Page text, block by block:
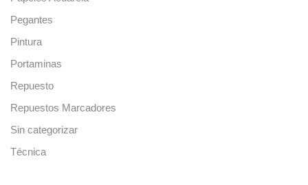
Pegantes
Pintura
Portaminas
Repuesto
Repuestos Marcadores
Sin categorizar
Técnica